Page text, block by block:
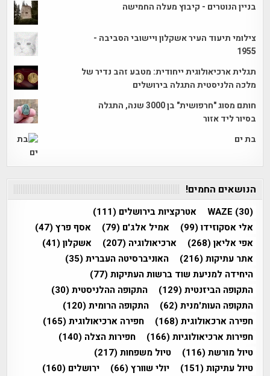
בניין הנוטרים - קיבוץ מעלה החמישה
צילומי תיעוד העיר אשקלון ויישובי הסביבה -
1955
תגלית ארכיאולוגית ייחודית: מטבע זהב נדיר של
מלכה הלניסטית התגלה בירושלים
חותם מסוג "חרפושית" בן 3000 שנה, התגלה
בסיור ליד אזור
בת ים
הנושאים החמים!
WAZE (30) אטרקציות בירושלים (111)
אלי אסקוזידו(99) אמיל אלג'ם (79) אסף פרץ(47)
אפי אליאן(268) ארכיאולוגיה (207) אשקלון(41)
אתר עתיקות(216) האוניברסיטה העברית(35)
היחידה למניעת שוד ברשות העתיקות(77)
התקופה הביזנטית(129) התקופה ההלניסטית(30)
התקופה העות'מנית(62) התקופה הרומית(120)
חפירה ארכאולוגית(168) חפירה ארכיאולוגית(165)
חפירות ארכיאולוגיות(166) חפירות הצלה (140)
טיול מורשת(116) טיול משפחות(217)
טיול עתיקות(151) יולי שוורץ(66) ירושלים (160)